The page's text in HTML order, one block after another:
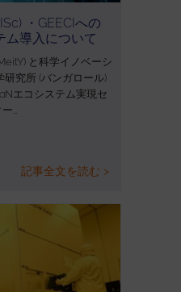
・GEECIへの
ム導入について
と科学イノベーシ
研究所 (バンガロール)
エコシステム実現セ
…
記事全文を読む >